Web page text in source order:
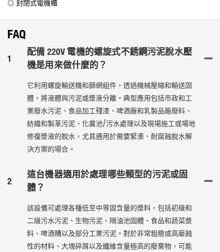
◎ 封閉式電機櫃
FAQ
1
配備 220V 電機的螺旋式不銹鋼污泥脫水壓
機是用來做什麼的？
它利用螺旋輸送機和篩網組件，透過機械壓縮和輸送固
體，將液體與污泥或漿液分離。典型應用包括市政和工
業廢水污泥、食品加工殘渣、啤酒廠和乳製品廠廢料、
紡織和製革污泥、化糞池/污水處理以及現場施工或場地
修復漿液的脫水，尤其適用於需要緊湊、耐腐蝕脫水解
決方案的場合。
2
這台機器適用於處理哪些類型的污泥或固
體？
該設備可處理各種低至中等固含量的漿料，包括初級和
二級污水污泥、生物污泥、隔油池固體、食品和蔬菜漿
料、啤酒糟以及部分工業污泥。對於非常粗糙或高磨蝕
性的材料、大塊碎屑以及纖維含量極高的廢棄物，可能